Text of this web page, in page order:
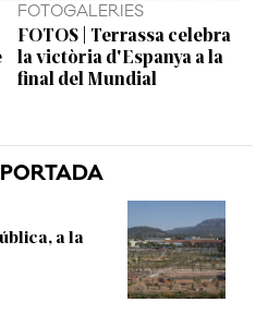
a la
FOTOGALERIES
FOTOS | Terrassa celebra
la victòria d'Espanya a la
final del Mundial